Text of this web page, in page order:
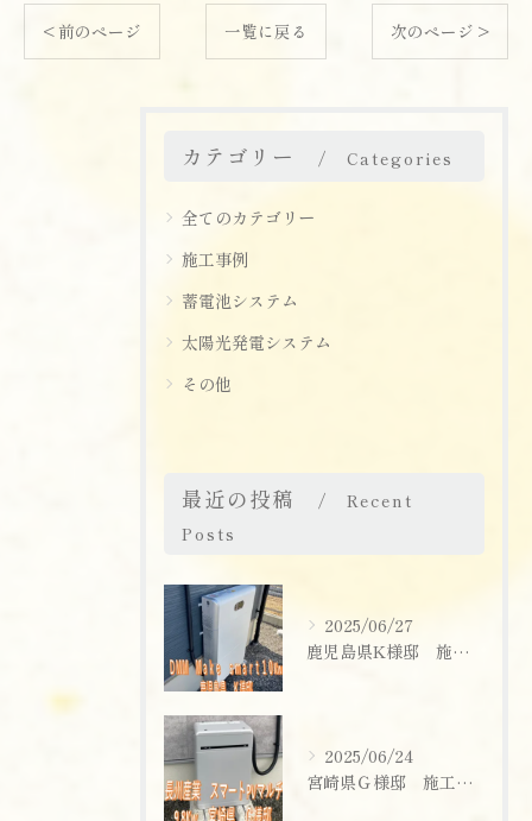
< 前のページ 一覧に戻る 次のページ >
カテゴリー Categories
全てのカテゴリー
施工事例
蓄電池システム
太陽光発電システム
その他
最近の投稿
Recent
Posts
2025/06/27
鹿児島県K様邸 施工実績
2025/06/24
宮崎県Ｇ様邸 施工実績